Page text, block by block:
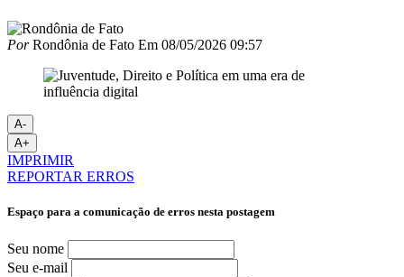
PorRondônia de Fato Em 08/05/2026 09:57
A-
A+
IMPRIMIR
REPORTAR ERROS
Espaço para a comunicação de erros nesta postagem
Seu nome
Seu e-mail